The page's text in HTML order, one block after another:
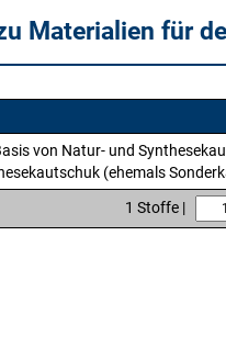
Materialien für
von Natur- und
(ehemals
1 Stoffe |